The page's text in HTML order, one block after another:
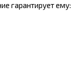
гарантирует ему: